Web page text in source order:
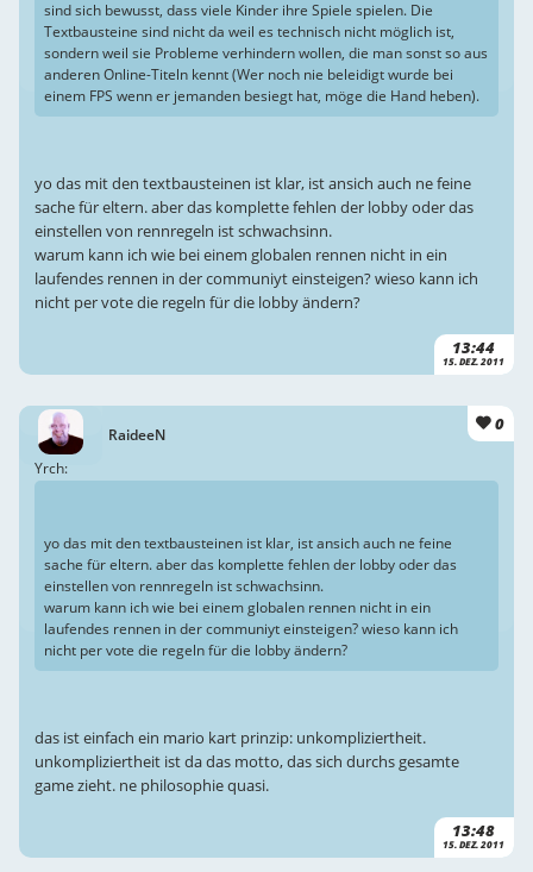
13:44
15. DEZ. 2011
sind sich bewusst, dass viele Kinder ihre Spiele spielen. Die
Textbausteine sind nicht da weil es technisch nicht möglich ist,
sondern weil sie Probleme verhindern wollen, die man sonst so aus
anderen Online-Titeln kennt (Wer noch nie beleidigt wurde bei
einem FPS wenn er jemanden besiegt hat, möge die Hand heben).
yo das mit den textbausteinen ist klar, ist ansich auch ne feine
sache für eltern. aber das komplette fehlen der lobby oder das
einstellen von rennregeln ist schwachsinn.
warum kann ich wie bei einem globalen rennen nicht in ein
laufendes rennen in der communiyt einsteigen? wieso kann ich
nicht per vote die regeln für die lobby ändern?
RaideeN
0
13:48
15. DEZ. 2011
Yrch:
yo das mit den textbausteinen ist klar, ist ansich auch ne feine
sache für eltern. aber das komplette fehlen der lobby oder das
einstellen von rennregeln ist schwachsinn.
warum kann ich wie bei einem globalen rennen nicht in ein
laufendes rennen in der communiyt einsteigen? wieso kann ich
nicht per vote die regeln für die lobby ändern?
das ist einfach ein mario kart prinzip: unkompliziertheit.
unkompliziertheit ist da das motto, das sich durchs gesamte
game zieht. ne philosophie quasi.